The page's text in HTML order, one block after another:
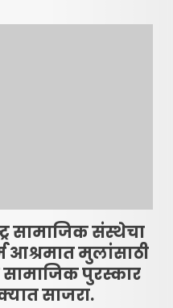
सामाजिक संस्थेचा
आश्रमात मुलांसाठी
पुरस्कार
साजरा.